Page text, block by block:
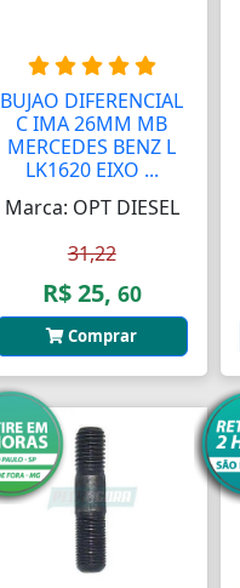
BUJAO DIFERENCIAL
C IMA 26MM MB
MERCEDES BENZ L
LK1620 EIXO ...
Marca: OPT DIESEL
31,22
R$ 25, 60
Comprar